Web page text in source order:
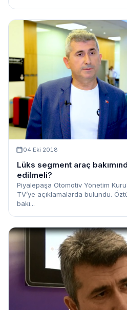
04 Eki 2018
Lüks segment araç
edilmeli?
Piyalepaşa Otomotiv Yönetim
TV’ye açıklamalarda bulundu.
bakı...